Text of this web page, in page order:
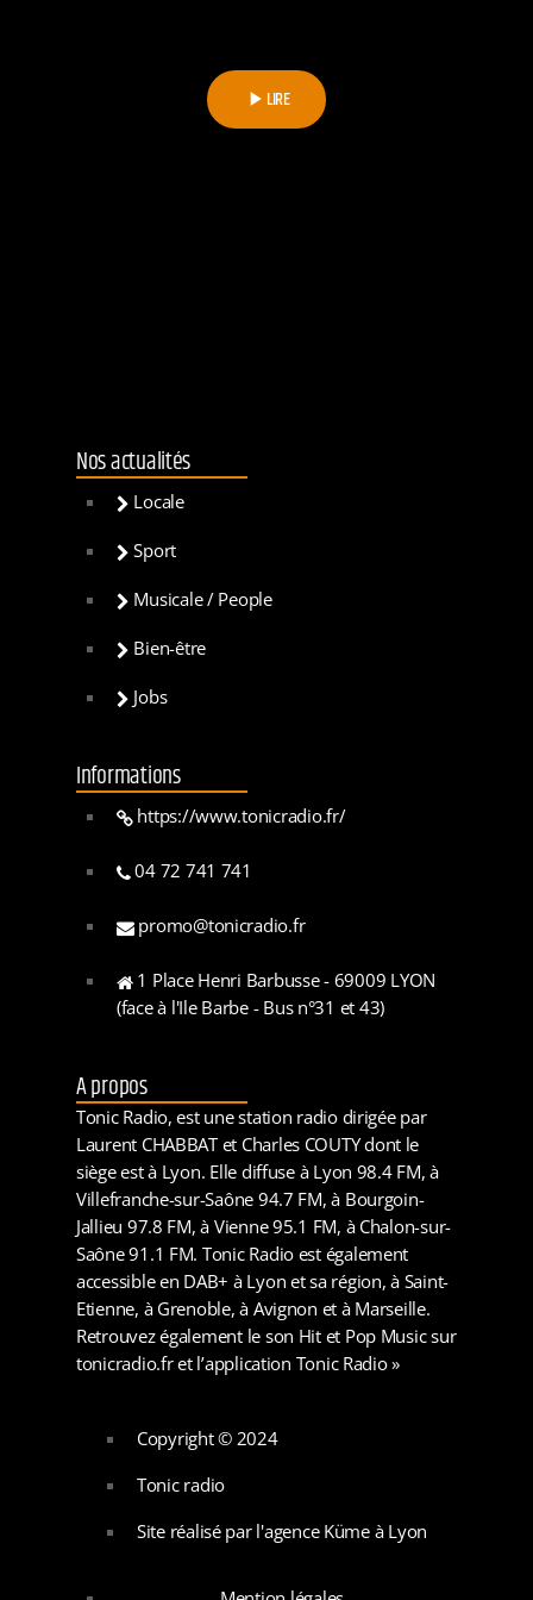
play_arrow LIRE
Nos actualités
Locale
Sport
Musicale / People
Bien-être
Jobs
Informations
https://www.tonicradio.fr/
04 72 741 741
promo@tonicradio.fr
1 Place Henri Barbusse - 69009 LYON
(face à l'Ile Barbe - Bus n°31 et 43)
A propos
Tonic Radio, est une station radio dirigée par
Laurent CHABBAT et Charles COUTY dont le
siège est à Lyon. Elle diffuse à Lyon 98.4 FM, à
Villefranche-sur-Saône 94.7 FM, à Bourgoin-
Jallieu 97.8 FM, à Vienne 95.1 FM, à Chalon-sur-
Saône 91.1 FM. Tonic Radio est également
accessible en DAB+ à Lyon et sa région, à Saint-
Etienne, à Grenoble, à Avignon et à Marseille.
Retrouvez également le son Hit et Pop Music sur
tonicradio.fr et l’application Tonic Radio »
Copyright © 2024
Tonic radio
Site réalisé par l'agence Küme à Lyon